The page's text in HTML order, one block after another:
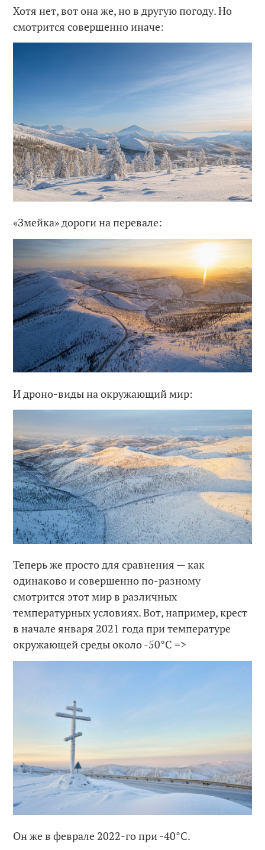
Хотя нет, вот она же, но в другую погоду. Но
смотрится совершенно иначе:
«Змейка» дороги на перевале:
И дроно-виды на окружающий мир:
Теперь же просто для сравнения — как
одинаково и совершенно по-разному
смотрится этот мир в различных
температурных условиях. Вот, например, крест
в начале января 2021 года при температуре
окружающей среды около -50°C =>
Он же в феврале 2022-го при -40°C.